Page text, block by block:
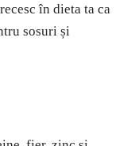
în dieta ta ca
sosuri și